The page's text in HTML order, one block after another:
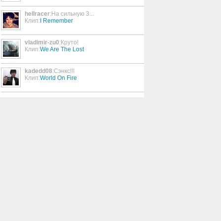
We Care A Lot (4:02)
5:33
hellracer:На сильную 3...
Клип: I Remember
vladimir-zu0:Круто!
Клип:We Are The Lost
kadedd08:Сэнкс!!!
Клип:World On Fire